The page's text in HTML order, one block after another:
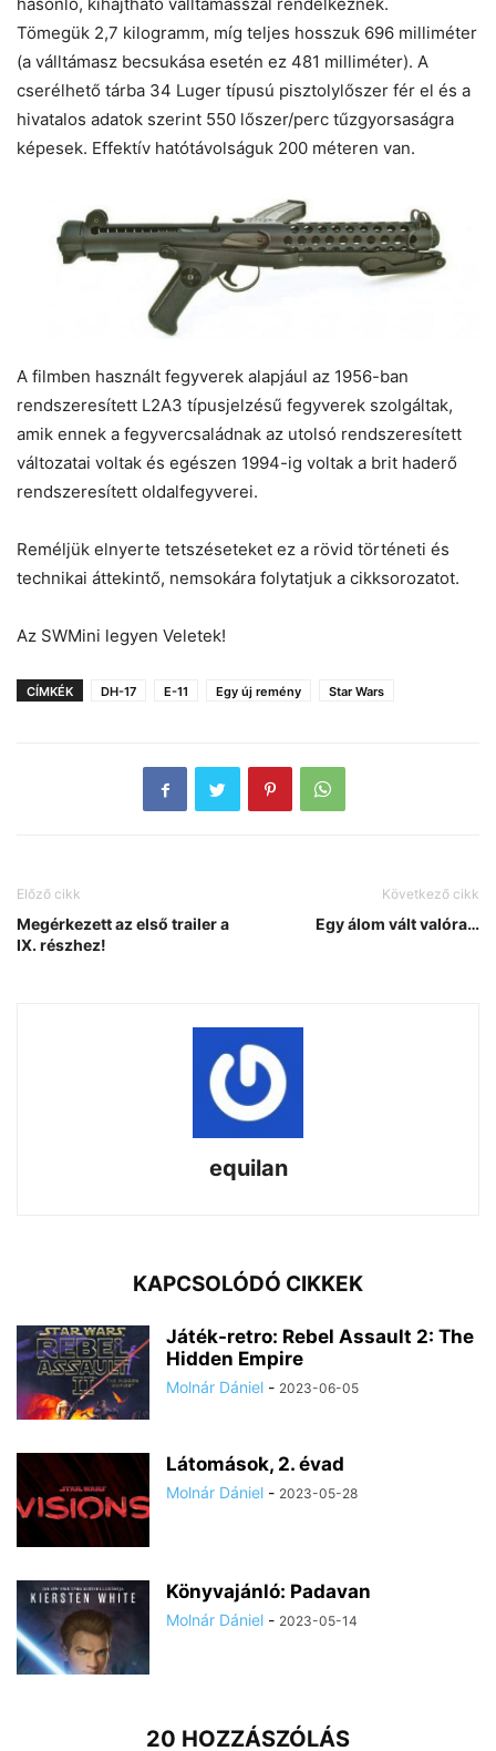
Tömegük 2,7 kilogramm, míg teljes hosszuk 696 milliméter
(a válltámasz becsukása esetén ez 481 milliméter). A
cserélhető tárba 34 Luger típusú pisztolylőszer fér el és a
hivatalos adatok szerint 550 lőszer/perc tűzgyorsaságra
képesek. Effektív hatótávolságuk 200 méteren van.
A filmben használt fegyverek alapjául az 1956-ban
rendszeresített L2A3 típusjelzésű fegyverek szolgáltak,
amik ennek a fegyvercsaládnak az utolsó rendszeresített
változatai voltak és egészen 1994-ig voltak a brit haderő
rendszeresített oldalfegyverei.
Reméljük elnyerte tetszéseteket ez a rövid történeti és
technikai áttekintő, nemsokára folytatjuk a cikksorozatot.
Az SWMini legyen Veletek!
CÍMKÉK DH-17 E-11 Egy új remény Star Wars
Előző cikk
Megérkezett az első trailer a
IX. részhez!
Következő cikk
Egy álom vált valóra…
equilan
KAPCSOLÓDÓ CIKKEK
Játék-retro: Rebel Assault 2: The
Hidden Empire
Molnár Dániel - 2023-06-05
Látomások, 2. évad
Molnár Dániel - 2023-05-28
Könyvajánló: Padavan
Molnár Dániel - 2023-05-14
20 HOZZÁSZÓLÁS